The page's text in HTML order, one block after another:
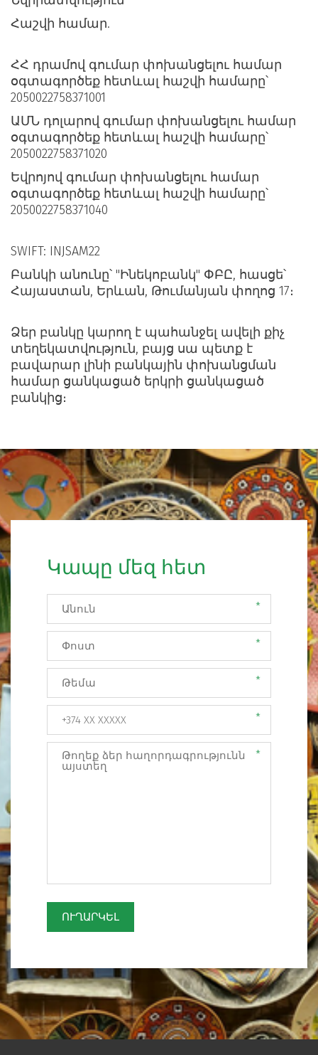
Հաշվի համար.
ՀՀ դրամով գումար փոխանցելու համար
օգտագործեք հետևալ հաշվի համարը՝
2050022758371001
ԱՄՆ դոլարով գումար փոխանցելու համար
օգտագործեք հետևալ հաշվի համարը՝
2050022758371020
Եվրոյով գումար փոխանցելու համար
օգտագործեք հետևալ հաշվի համարը՝
2050022758371040
SWIFT: INJSAM22
Բանկի անունը՝ "Ինեկոբանկ" ՓԲԸ, հասցե՝
Հայաստան, Երևան, Թումանյան փողոց 17։
Ձեր բանկը կարող է պահանջել ավելի քիչ
տեղեկատվություն, բայց սա պետք է
բավարար լինի բանկային փոխանցման
համար ցանկացած երկրի ցանկացած
բանկից։
Կապը մեզ հետ
*
*
*
*
*
ՈՒՂԱՐԿԵԼ